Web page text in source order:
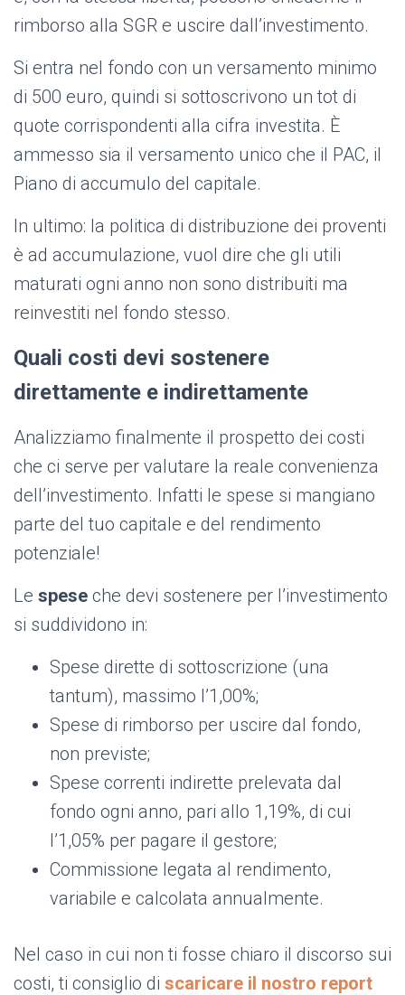
rimborso alla SGR e uscire dall’investimento.
Si entra nel fondo con un versamento minimo
di 500 euro, quindi si sottoscrivono un tot di
quote corrispondenti alla cifra investita. È
ammesso sia il versamento unico che il PAC, il
Piano di accumulo del capitale.
In ultimo: la politica di distribuzione dei proventi
è ad accumulazione, vuol dire che gli utili
maturati ogni anno non sono distribuiti ma
reinvestiti nel fondo stesso.
Quali costi devi sostenere
direttamente e indirettamente
Analizziamo finalmente il prospetto dei costi
che ci serve per valutare la reale convenienza
dell’investimento. Infatti le spese si mangiano
parte del tuo capitale e del rendimento
potenziale!
Le spese che devi sostenere per l’investimento
si suddividono in:
Spese dirette di sottoscrizione (una
tantum), massimo l’1,00%;
Spese di rimborso per uscire dal fondo,
non previste;
Spese correnti indirette prelevata dal
fondo ogni anno, pari allo 1,19%, di cui
l’1,05% per pagare il gestore;
Commissione legata al rendimento,
variabile e calcolata annualmente.
Nel caso in cui non ti fosse chiaro il discorso sui
costi, ti consiglio di scaricare il nostro report